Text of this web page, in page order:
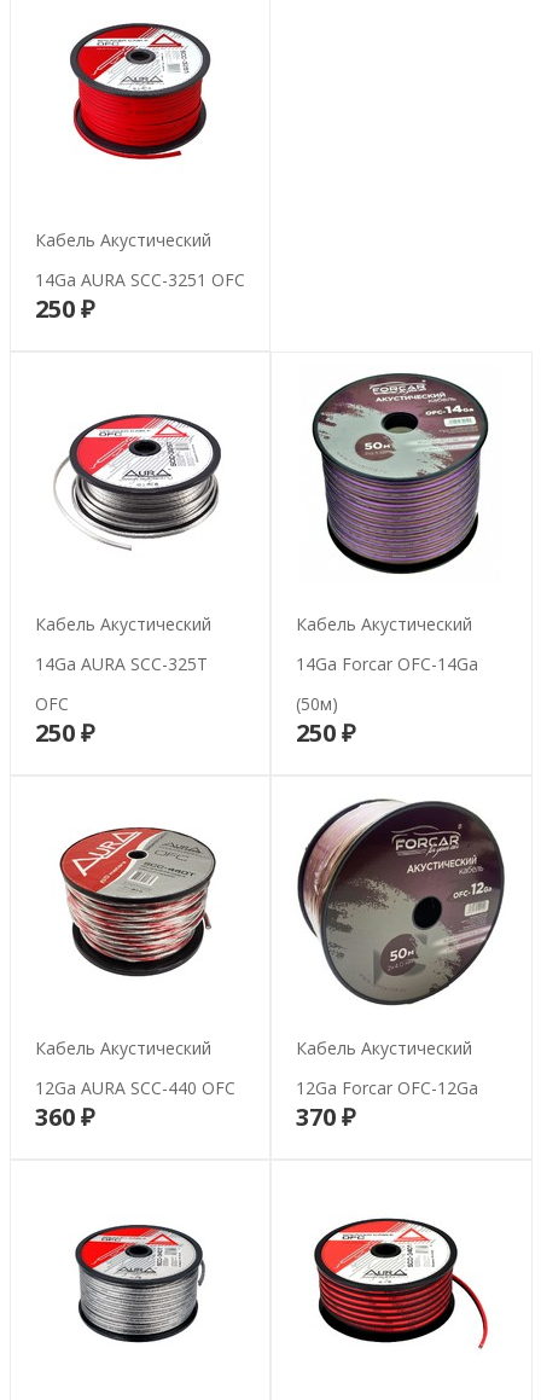
Кабель Акустический
14Ga AURA SCC-3251 OFC
250 ₽В корзину
Кабель Акустический
14Ga AURA SCC-325T
OFC
250 ₽В корзину
Кабель Акустический
14Ga Forcar OFC-14Ga
(50м)
250 ₽В корзину
Кабель Акустический
12Ga AURA SCC-440 OFC
360 ₽В корзину
Кабель Акустический
12Ga Forcar OFC-12Ga
370 ₽В корзину